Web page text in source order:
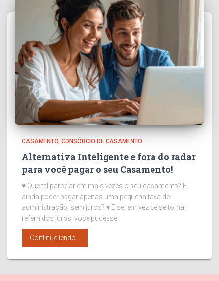
CASAMENTO CONSÓRCIO DE CASAMENTO
Alternativa Inteligente e fora do radar
para você pagar o seu Casamento!
♥ Que tal parcelar em mais vezes o seu casamento? E
ainda poder pagar apenas uma pequena taxa de
administração, sem juros? ♥ E se, em vez de se tornar
refém dos juros, você pudesse
Continue lendo...